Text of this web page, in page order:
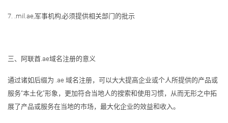
7. .mil.ae,军事机构,必须提供相关部门的批示
三、阿联酋.ae域名注册的意义
通过诸如后缀为 .ae 域名注册，可以大大提高企业或个人所提供的产品或
服务“本土化”形象，更加符合当地人的搜索和使用习惯，从而无形之中拓
展了产品或服务在当地的市场，最大化企业的效益和收入。